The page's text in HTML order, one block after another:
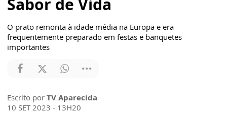
Sabor de Vida
O prato remonta à idade média na Europa e era
frequentemente preparado em festas e banquetes
importantes
Escrito por TV Aparecida
10 SET 2023 - 13H20